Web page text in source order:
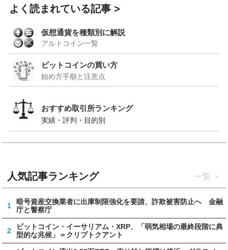
よく読まれている記事
仮想通貨を種類別に解説
アルトコイン一覧
ビットコインの買い方
始め方手順と注意点
おすすめ取引所ランキング
実績・評判・目的別
人気記事ランキング 一覧
1
暗号資産交換業者に出庫制限強化を要請、詐欺被害防止へ 金融
庁と警察庁
2
ビットコイン・イーサリアム・XRP、「弱気相場の最終段階に典
型的な兆候」＝クリプトクアント